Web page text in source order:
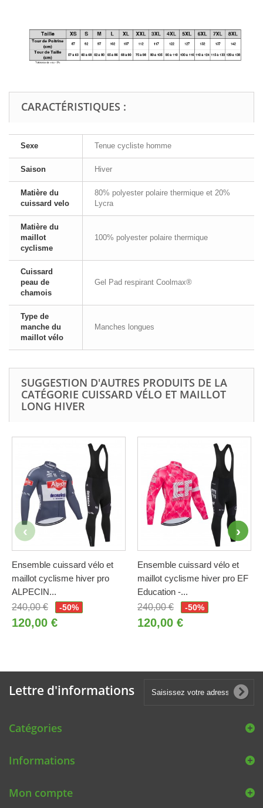
CARACTÉRISTIQUES :
Sexe Tenue cycliste homme
Saison Hiver
Matière du
cuissard velo
80% polyester polaire thermique et 20%
Lycra
Matière du
maillot
cyclisme
100% polyester polaire thermique
Cuissard
peau de
chamois
Gel Pad respirant Coolmax®
Type de
manche du
maillot vélo
Manches longues
SUGGESTION D'AUTRES PRODUITS DE LA
CATÉGORIE CUISSARD VÉLO ET MAILLOT
LONG HIVER
Ensemble cuissard vélo et
maillot cyclisme hiver pro
ALPECIN...
240,00 €
-50%
120,00 €
Ensemble cuissard vélo et
maillot cyclisme hiver pro EF
Education -...
240,00 €
-50%
120,00 €
Lettre d'informations
Catégories
Informations
Mon compte